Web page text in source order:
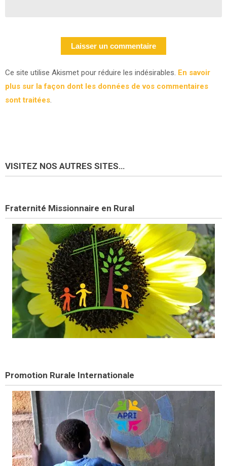
Ce site utilise Akismet pour réduire les indésirables. En savoir
plus sur la façon dont les données de vos commentaires
sont traitées.
VISITEZ NOS AUTRES SITES…
Fraternité Missionnaire en Rural
Promotion Rurale Internationale